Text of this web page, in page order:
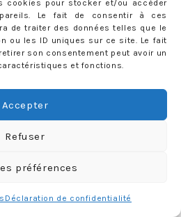
cookies pour stocker et/ou accéder
Le fait de consentir à ces
de traiter des données telles que le
ou les ID uniques sur ce site. Le fait
son consentement peut avoir un
et fonctions.
Accepter
Refuser
préférences
Déclaration de confidentialité
et @hotelstrato